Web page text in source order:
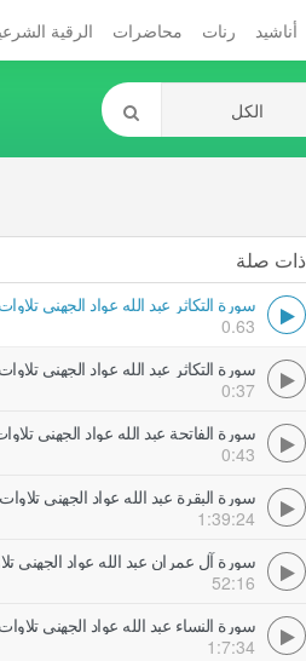
أناشيد رنات محاضرات الرقية
ذات صلة
سورة التكاثر عبد الله عواد الجهني تلاوات
0.63
سورة التكاثر عبد الله عواد الجهني تلاوات
0:37
سورة الفاتحة عبد الله عواد الجهني
0:43
سورة البقرة عبد الله عواد الجهني تلاوات
1:39:24
52:16
سورة النساء عبد الله عواد الجهني تلاوات
1:7:34